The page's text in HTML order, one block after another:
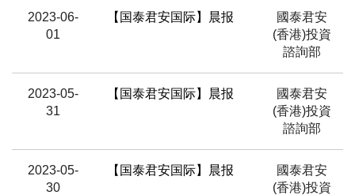
2023-06-
01
【国泰君安国际】晨报
國泰君安
(香港)投資
諮詢部
2023-05-
31
【国泰君安国际】晨报
國泰君安
(香港)投資
諮詢部
2023-05-
30
【国泰君安国际】晨报
國泰君安
(香港)投資